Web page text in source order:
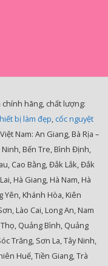
hãng, chất lượng:
bị làm đẹp cốc nguyệt
Nam: An Giang, Bà Rịa –
Ninh, Bến Tre, Bình Định,
Cao Bằng, Đắk Lắk, Đắk
Hà Giang, Hà Nam, Hà
Yên, Khánh Hòa, Kiên
Lào Cai, Long An, Nam
Quảng Bình, Quảng
Trăng, Sơn La, Tây Ninh,
Huế, Tiền Giang, Trà